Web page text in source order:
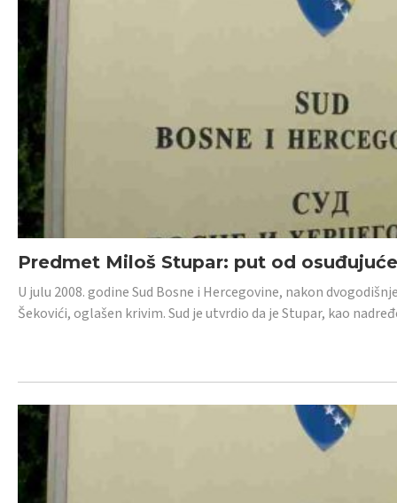
Predmet Miloš Stupar: put od
U julu 2008. godine Sud Bosne i Hercegovine, nakon
Šekovići, oglašen krivim. Sud je utvrdio da je Stupar, kao